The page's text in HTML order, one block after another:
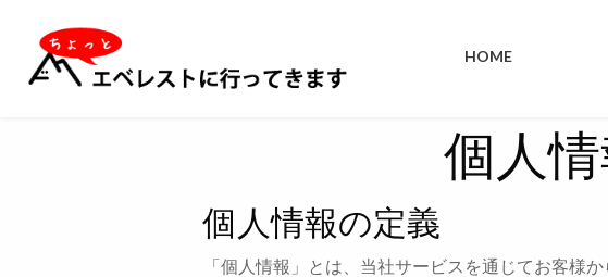
HOME
個人
個人情報の定義
「個人情報」とは、当社サービスを通じてお客様